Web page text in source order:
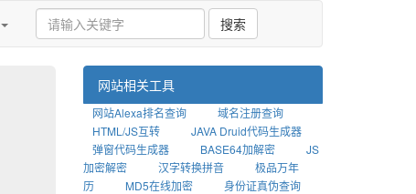
搜索
网站相关工具
网站Alexa排名查询
域名注册查询
HTML/JS互转
JAVA Druid代码生成器
弹窗代码生成器
BASE64加解密
JS
加密解密
汉字转换拼音
极品万年
历
MD5在线加密
身份证真伪查询